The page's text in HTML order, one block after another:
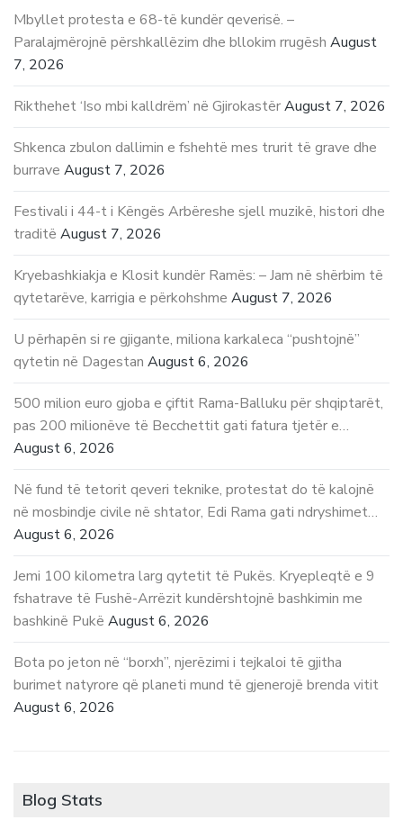
Mbyllet protesta e 68-të kundër qeverisë. –
Paralajmërojnë përshkallëzim dhe bllokim rrugësh August
7, 2026
Rikthehet ‘Iso mbi kalldrëm’ në GjirokastërAugust 7, 2026
Shkenca zbulon dallimin e fshehtë mes trurit të grave dhe
burrave August 7, 2026
Festivali i 44-t i Këngës Arbëreshe sjell muzikë, histori dhe
traditë August 7, 2026
Kryebashkiakja e Klosit kundër Ramës: – Jam në shërbim të
qytetarëve, karrigia e përkohshme August 7, 2026
U përhapën si re gjigante, miliona karkaleca “pushtojnë”
qytetin në Dagestan August 6, 2026
500 milion euro gjoba e çiftit Rama-Balluku për shqiptarët,
pas 200 milionëve të Becchettit gati fatura tjetër e…
August 6, 2026
Në fund të tetorit qeveri teknike, protestat do të kalojnë
në mosbindje civile në shtator, Edi Rama gati ndryshimet…
August 6, 2026
Jemi 100 kilometra larg qytetit të Pukës. Kryepleqtë e 9
fshatrave të Fushë-Arrëzit kundërshtojnë bashkimin me
bashkinë Pukë August 6, 2026
Bota po jeton në “borxh”, njerëzimi i tejkaloi të gjitha
burimet natyrore që planeti mund të gjenerojë brenda vitit
August 6, 2026
Blog Stats